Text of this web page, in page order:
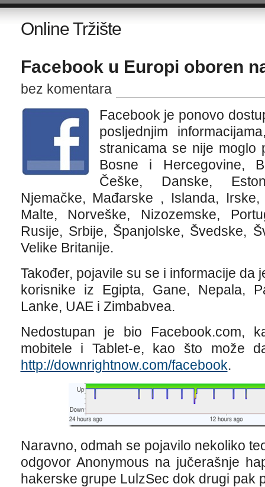
Online Tržište
Facebook u Europi oboren
bez komentara
Facebook je ponovo
posljednjim
stranicama se nije moglo
Bosne i Hercegovine,
Češke, Danske,
Njemačke, Mađarske , Islanda,
Malte, Norveške, Nizozemske,
Rusije, Srbije, Španjolske, Švedske,
Velike Britanije.
Također, pojavile su se i informacije da
korisnike iz Egipta, Gane, Nepala,
Lanke, UAE i Zimbabvea.
Nedostupan je bio Facebook.com,
mobitele i Tablet-e, kao što može
http://downrightnow.com/facebook.
Naravno, odmah se pojavilo nekoliko
odgovor Anonymous na jučerašnje
hakerske grupe LulzSec dok drugi pak